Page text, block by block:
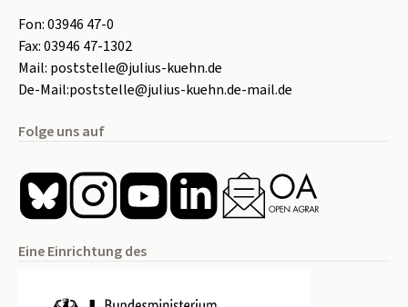
Fon:03946 47-0
Fax:03946 47-1302
Mail: poststelle@julius-kuehn.de
De-Mail:poststelle@julius-kuehn.de-mail.de
Folge uns auf
Eine Einrichtung des